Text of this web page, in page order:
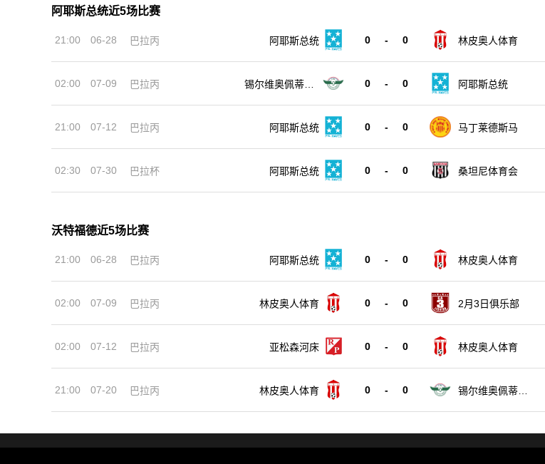
阿耶斯总统近5场比赛
21:00 06-28 巴拉丙 阿耶斯总统 0 - 0 林皮奥人体育
02:00 07-09 巴拉丙
锡尔维奥佩蒂罗
0 - 0 阿耶斯总统
21:00 07-12 巴拉丙 阿耶斯总统 0 - 0 马丁莱德斯马
02:30 07-30 巴拉杯 阿耶斯总统 0 - 0 桑坦尼体育会
沃特福德近5场比赛
21:00 06-28 巴拉丙 阿耶斯总统 0 - 0 林皮奥人体育
02:00 07-09 巴拉丙 林皮奥人体育 0 - 0 2月3日俱乐部
02:00 07-12 巴拉丙 亚松森河床 0 - 0 林皮奥人体育
21:00 07-20 巴拉丙 林皮奥人体育 0 - 0
锡尔维奥佩蒂罗